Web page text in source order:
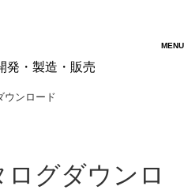
発・製造・販売
ウンロード
グダウンロ